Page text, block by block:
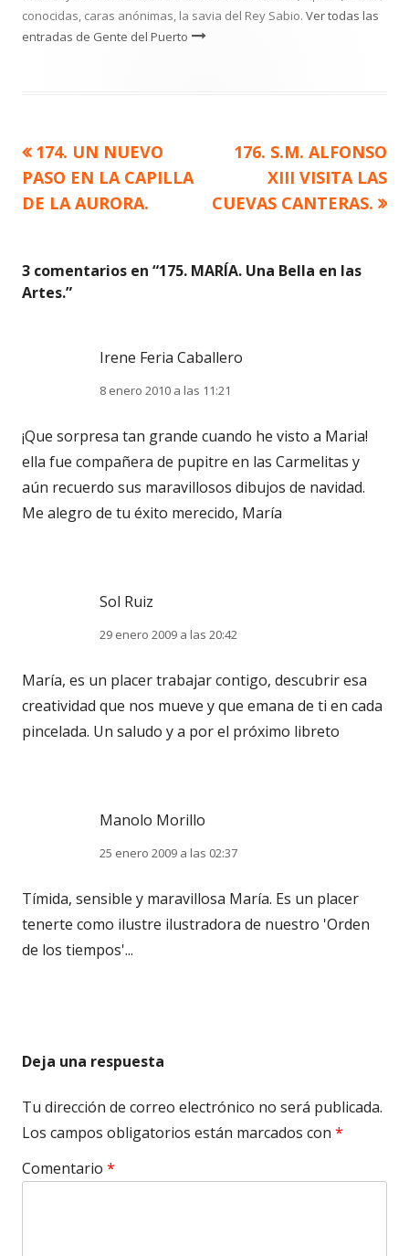
conocidas, caras anónimas, la savia del Rey Sabio. Ver todas las
entradas de Gente del Puerto
Navegación
de
Artículo
anterior
174. UN NUEVO
PASO EN LA CAPILLA
DE LA AURORA.
Artículo
siguiente
176. S.M. ALFONSO
XIII VISITA LAS
CUEVAS CANTERAS.
3 comentarios en “175. MARÍA. Una Bella en las
Artes.”
Irene Feria Caballero
8 enero 2010 a las 11:21
¡Que sorpresa tan grande cuando he visto a Maria!
ella fue compañera de pupitre en las Carmelitas y
aún recuerdo sus maravillosos dibujos de navidad.
Me alegro de tu éxito merecido, María
Sol Ruiz
29 enero 2009 a las 20:42
María, es un placer trabajar contigo, descubrir esa
creatividad que nos mueve y que emana de ti en cada
pincelada. Un saludo y a por el próximo libreto
Manolo Morillo
25 enero 2009 a las 02:37
Tímida, sensible y maravillosa María. Es un placer
tenerte como ilustre ilustradora de nuestro 'Orden
de los tiempos'...
Deja una respuesta
Tu dirección de correo electrónico no será publicada.
Los campos obligatorios están marcados con *
Comentario *